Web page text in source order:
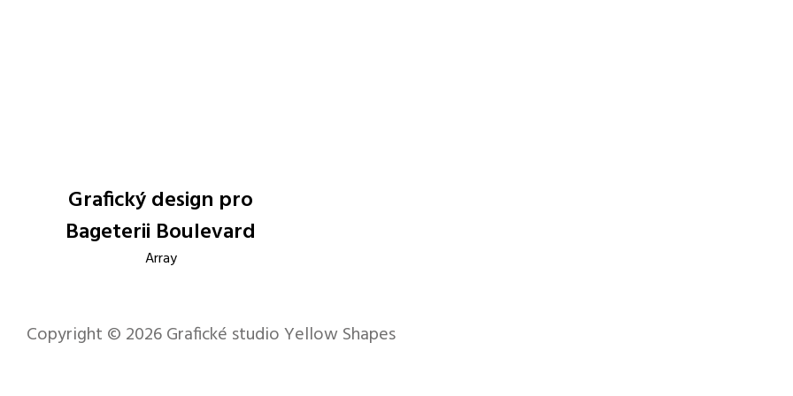
Grafický design pro
Bageterii Boulevard
Array
Copyright © 2026Grafické studio Yellow Shapes